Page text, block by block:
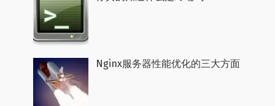
Nginx服务器性能优化的三大方面